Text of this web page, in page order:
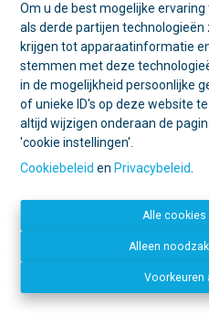
Om u de best mogelijke
als derde partijen
krijgen tot apparaatinformatie
stemmen met deze
in de mogelijkheid persoonlijke
of unieke ID's op deze website
altijd wijzigen onderaan de
'cookie instellingen'.
Cookiebeleid en Privacybeleid
Alle cookies
Alleen
Voorkeuren
Contacteer ons
IMMO LACHAT
Mechelsestraat 20
1840 Londerzeel
info@immolachat.be
☀️ Achter elke
een
Tijdens de zomer
voor schattingen
Daarom is ons
voornamelijk
Open deur?
helpen u
waarschijnlijk
aan het
Bedankt voor uw